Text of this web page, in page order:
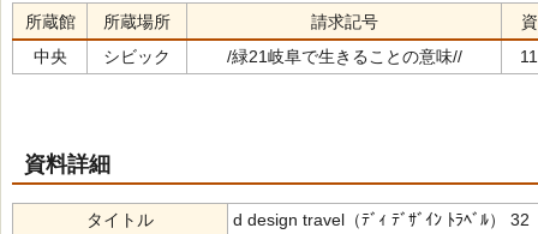
所蔵館 所蔵場所 請求記号
中央
シビック /緑21岐阜で生きることの意味//
資料詳細
タイトル
d design travel（ﾃﾞｨ ﾃﾞｻﾞｲﾝ ﾄﾗﾍﾞﾙ） 32